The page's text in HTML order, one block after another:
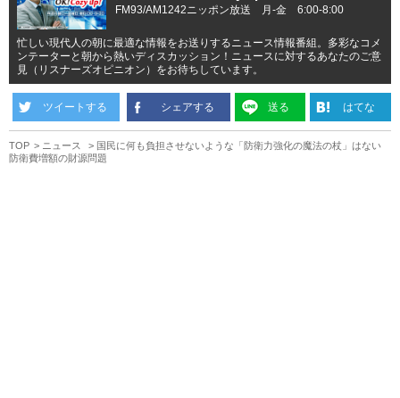
FM93/AM1242ニッポン放送 月-金 6:00-8:00
忙しい現代人の朝に最適な情報をお送りするニュース情報番組。多彩なコメ
ンテーターと朝から熱いディスカッション！ニュースに対するあなたのご意
見（リスナーズオピニオン）をお待ちしています。
ツイートする シェアする 送る はてな
TOP ニュース
国民に何も負担させないような「防衛力強化の魔法の杖」はない
防衛費増額の財源問題